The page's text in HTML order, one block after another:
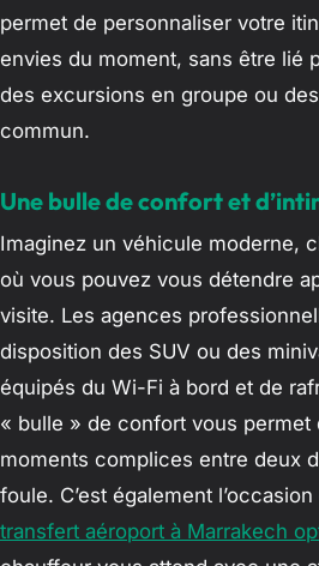
permet de personnaliser votre
envies du moment, sans être lié
des excursions en groupe ou
commun.
Une bulle de confort et
Imaginez un véhicule moderne,
où vous pouvez vous détendre
visite. Les agences
disposition des SUV ou des
équipés du Wi-Fi à bord et de
« bulle » de confort vous permet
moments complices entre deux
foule. C’est également
transfert aéroport à Marrakech